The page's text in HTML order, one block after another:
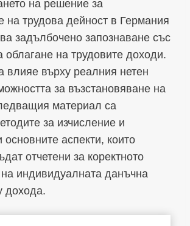
на решение за
на трудова дейност в Германия
задълбочено запознаване със
облагане на трудовите доходи.
влияе върху реалния нетен
за възстановяване на
материал са
за изчисление и
основните аспекти, които
отчетени за коректното
индивидуалната данъчна
дохода.